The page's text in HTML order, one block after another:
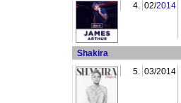
4. 02/2014
Shakira
5. 03/2014